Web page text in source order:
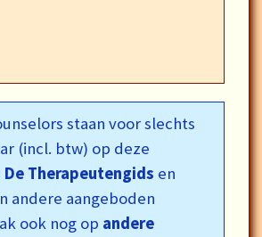
staan voor slechts
(incl. btw) op deze
De Therapeutengids en
andere aangeboden
ook nog op andere